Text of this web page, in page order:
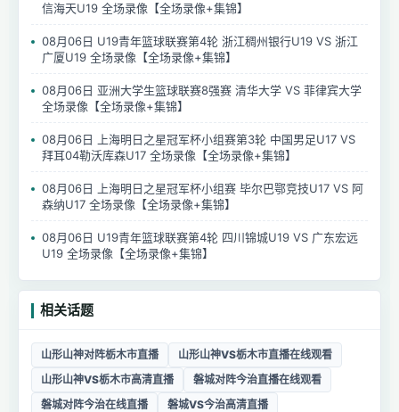
信海天U19 全场录像【全场录像+集锦】
08月06日 U19青年篮球联赛第4轮 浙江稠州银行U19 VS 浙江
广厦U19 全场录像【全场录像+集锦】
08月06日 亚洲大学生篮球联赛8强赛 清华大学 VS 菲律宾大学
全场录像【全场录像+集锦】
08月06日 上海明日之星冠军杯小组赛第3轮 中国男足U17 VS
拜耳04勒沃库森U17 全场录像【全场录像+集锦】
08月06日 上海明日之星冠军杯小组赛 毕尔巴鄂竞技U17 VS 阿
森纳U17 全场录像【全场录像+集锦】
08月06日 U19青年篮球联赛第4轮 四川锦城U19 VS 广东宏远
U19 全场录像【全场录像+集锦】
相关话题
山形山神对阵栃木市直播
山形山神VS栃木市直播在线观看
山形山神VS栃木市高清直播
磐城对阵今治直播在线观看
磐城对阵今治在线直播
磐城VS今治高清直播